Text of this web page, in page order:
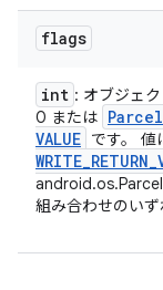
flags
int : オブジェ
0 または
VALUE です。 値
WRITE_RETURN_
組み合わせのいず